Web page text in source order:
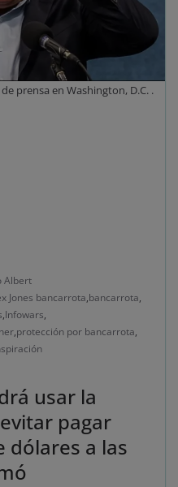
prensa en Washington, D.C. .
Albert
Jones bancarrota,bancarrota,
,Infowars,
,protección por bancarrota,
usar la
pagar
dólares a las